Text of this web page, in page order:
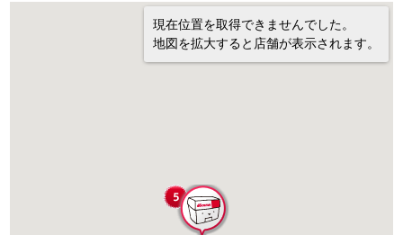
現在位置を取得できませんでした。
地図を拡大すると店舗が表示されます。